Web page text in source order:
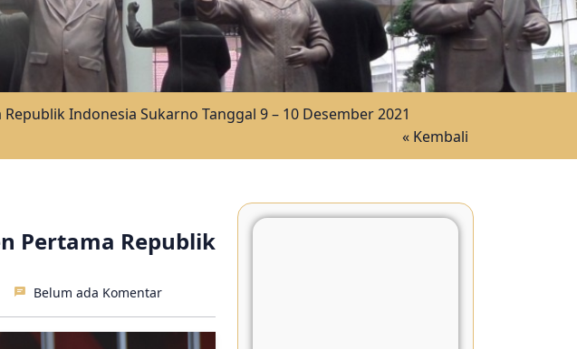
Indonesia Sukarno Tanggal 9 – 10 Desember 2021
« Kembali
Pertama Republik
Belum ada Komentar